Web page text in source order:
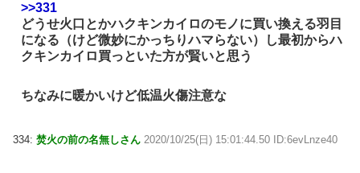
>>331
どうせ火口とかハクキンカイロのモノに買い換える羽目
になる（けど微妙にかっちりハマらない）し最初からハ
クキンカイロ買っといた方が賢いと思う
ちなみに暖かいけど低温火傷注意な
334: 焚火の前の名無しさん 2020/10/25(日) 15:01:44.50 ID:6evLnze40